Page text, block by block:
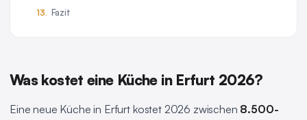
Fazit
Was kostet eine Küche in Erfurt 2026?
Eine neue Küche in Erfurt kostet 2026 zwischen 8.500-